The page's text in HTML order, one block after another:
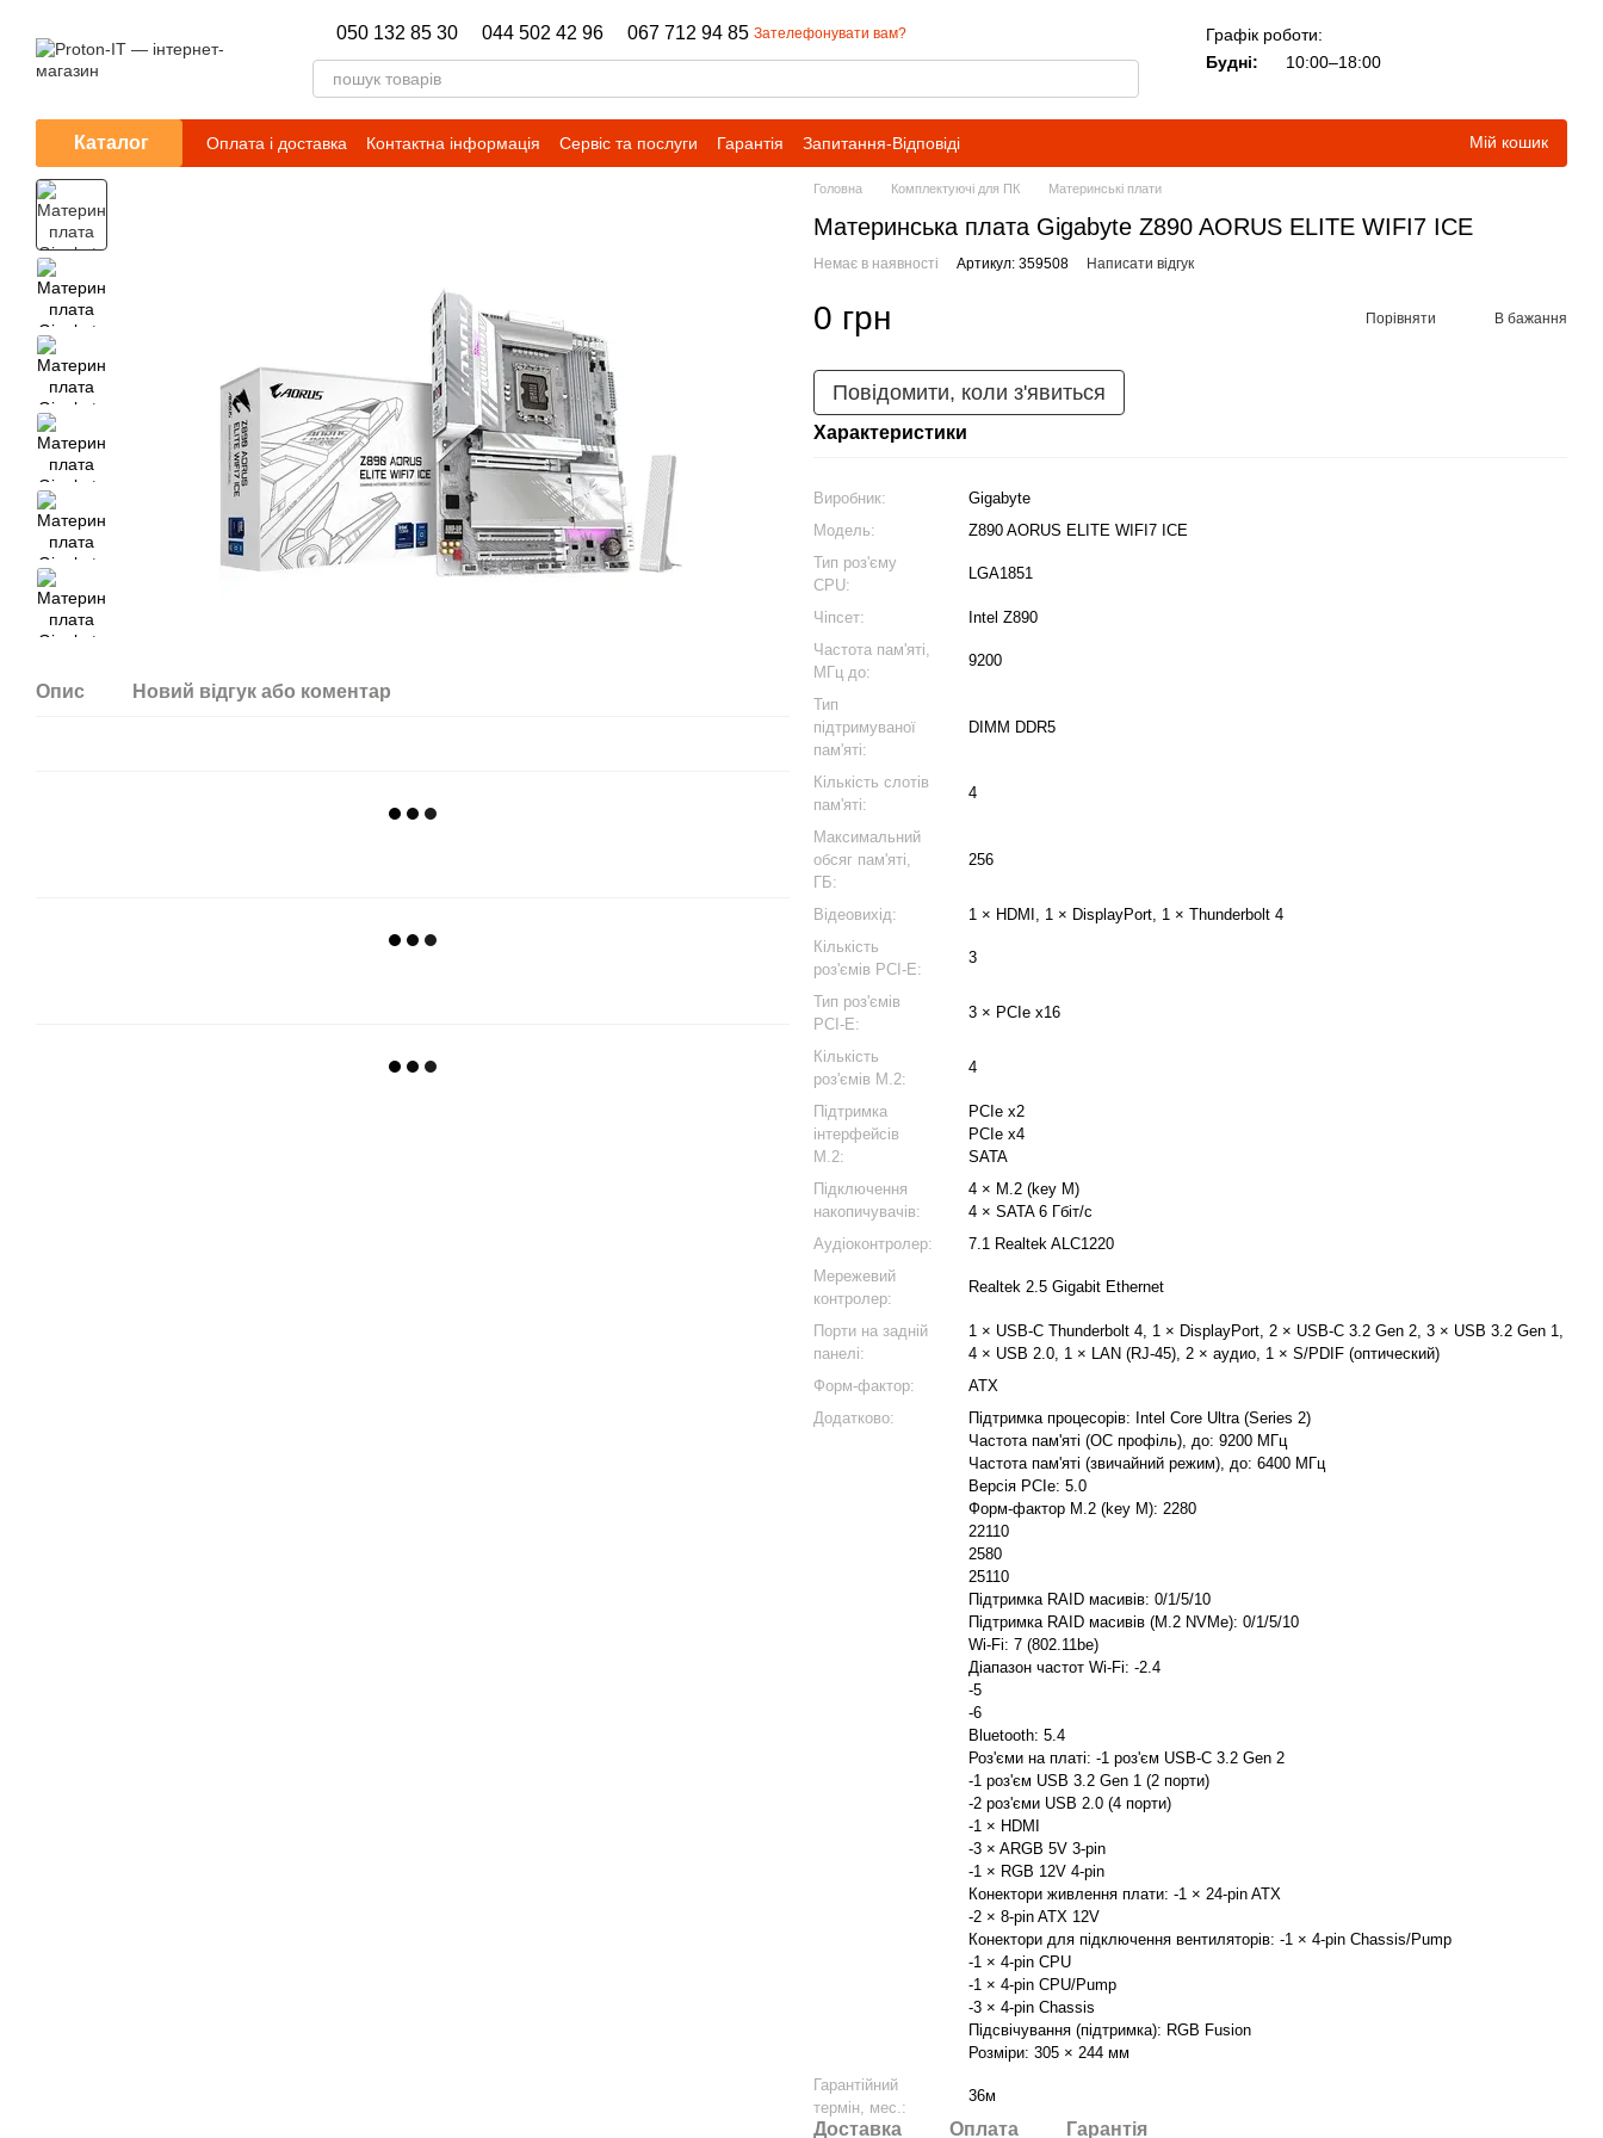
050 132 85 30 044 502 42 96 067 712 94 85 Зателефонувати вам?
Графік роботи:
Будні:
10:00–18:00
Каталог Оплата і доставка Контактна інформація Сервіс та послуги Гарантія Запитання-Відповіді Мій кошик
Опис Новий відгук або коментар
Головна Комплектуючі для ПК Материнські плати
Mатеринська плата Gigabyte Z890 AORUS ELITE WIFI7 ICE
Немає в наявності Артикул: 359508 Написати відгук
0 грн Порівняти В бажання
Повідомити, коли з'явиться
Характеристики
Виробник:
Gigabyte
Модель:
Z890 AORUS ELITE WIFI7 ICE
Тип роз'єму
CPU:
LGA1851
Чіпсет:
Intel Z890
Частота пам'яті,
МГц до:
9200
Тип
підтримуваної
пам'яті:
DIMM DDR5
Кількість слотів
пам'яті:
4
Максимальний
обсяг пам'яті,
ГБ:
256
Відеовихід:
1 × HDMI, 1 × DisplayPort, 1 × Thunderbolt 4
Кількість
роз'ємів PCI-E:
3
Тип роз'ємів
PCI-E:
3 × PCIe x16
Кількість
роз'ємів M.2:
4
Підтримка
інтерфейсів
M.2:
PCIe x2
PCIe x4
SATA
Підключення
накопичувачів:
4 × M.2 (key M)
4 × SATA 6 Гбіт/с
Аудіоконтролер:
7.1 Realtek ALC1220
Мережевий
контролер:
Realtek 2.5 Gigabit Ethernet
Порти на задній
панелі:
1 × USB-C Thunderbolt 4, 1 × DisplayPort, 2 × USB-C 3.2 Gen 2, 3 × USB 3.2 Gen 1,
4 × USB 2.0, 1 × LAN (RJ-45), 2 × аудио, 1 × S/PDIF (оптический)
Форм-фактор:
ATX
Додатково:
Підтримка процесорів: Intel Core Ultra (Series 2)
Частота пам'яті (OC профіль), до: 9200 МГц
Частота пам'яті (звичайний режим), до: 6400 МГц
Версія PCIe: 5.0
Форм-фактор M.2 (key M): 2280
22110
2580
25110
Підтримка RAID масивів: 0/1/5/10
Підтримка RAID масивів (M.2 NVMe): 0/1/5/10
Wi-Fi: 7 (802.11be)
Діапазон частот Wi-Fi: -2.4
-5
-6
Bluetooth: 5.4
Роз'єми на платі: -1 роз'єм USB-C 3.2 Gen 2
-1 роз'єм USB 3.2 Gen 1 (2 порти)
-2 роз'єми USB 2.0 (4 порти)
-1 × HDMI
-3 × ARGB 5V 3-pin
-1 × RGB 12V 4-pin
Конектори живлення плати: -1 × 24-pin ATX
-2 × 8-pin ATX 12V
Конектори для підключення вентиляторів: -1 × 4-pin Chassis/Pump
-1 × 4-pin CPU
-1 × 4-pin CPU/Pump
-3 × 4-pin Chassis
Підсвічування (підтримка): RGB Fusion
Розміри: 305 × 244 мм
Гарантійний
термін, мес.:
36м
Доставка Оплата Гарантія